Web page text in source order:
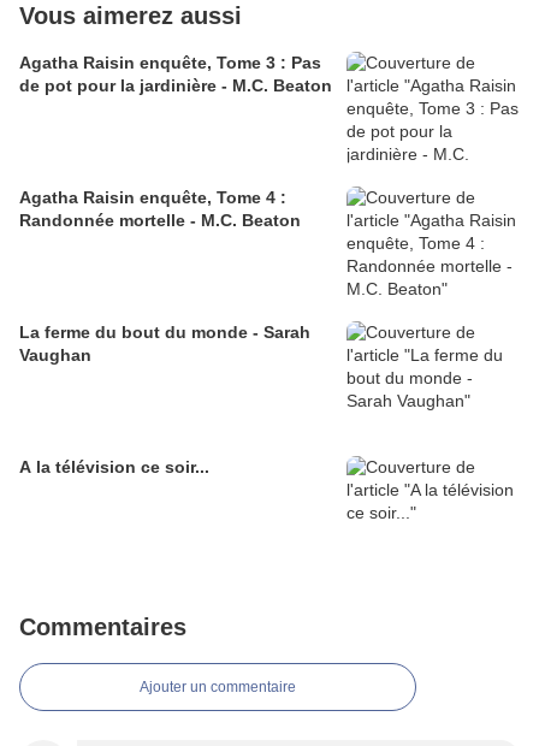
Vous aimerez aussi
Agatha Raisin enquête, Tome 3 : Pas
de pot pour la jardinière - M.C. Beaton
Agatha Raisin enquête, Tome 4 :
Randonnée mortelle - M.C. Beaton
La ferme du bout du monde - Sarah
Vaughan
A la télévision ce soir...
Commentaires
Ajouter un commentaire